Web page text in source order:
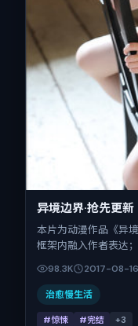
异境边界·抢先更新
本片为动漫作品《异
框架内融入作者表达
在片中承担多重关系
景为中国大陆。上映
08-16），全片107分
98.3K 2017-08-16
治愈慢生活
#惊悚 #完结 +3